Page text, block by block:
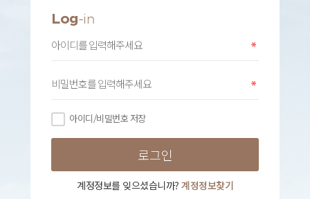
Log-in
아이디/비밀번호 저장
계정정보를 잊으셨습니까? 계정정보찾기